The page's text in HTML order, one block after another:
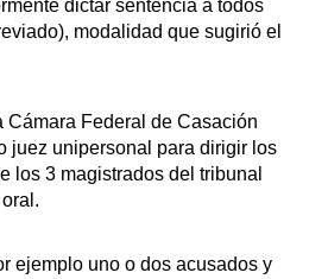
dictar sentencia a todos
modalidad que sugirió el
Cámara Federal de Casación
juez unipersonal para dirigir los
los 3 magistrados del tribunal
ejemplo uno o dos acusados y